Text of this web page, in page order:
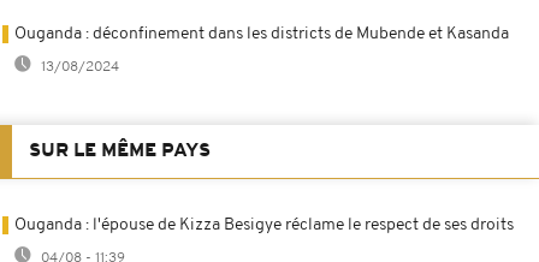
Ouganda : déconfinement dans les districts de Mubende et Kasanda
13/08/2024
SUR LE MÊME PAYS
Ouganda : l'épouse de Kizza Besigye réclame le respect de ses droits
04/08 - 11:39